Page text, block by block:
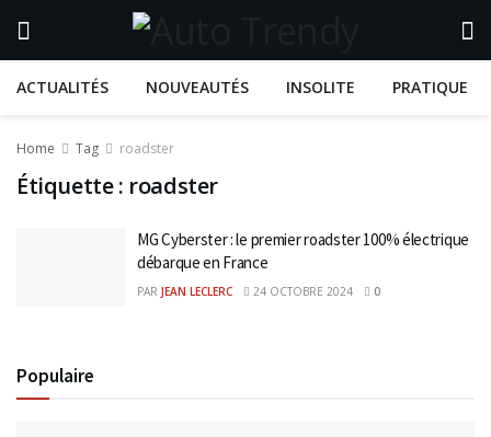
ACTUALITÉS NOUVEAUTÉS INSOLITE PRATIQUE
Home Tag roadster
Étiquette : roadster
MG Cyberster : le premier roadster 100% électrique
débarque en France
PAR JEAN LECLERC 24 OCTOBRE 2024 0
Populaire